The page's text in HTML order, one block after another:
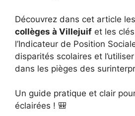
Découvrez dans cet article les
collèges à Villejuif et les
l’Indicateur de Position
disparités scolaires et
dans les pièges des
Un guide pratique et clair
éclairées ! 🎒